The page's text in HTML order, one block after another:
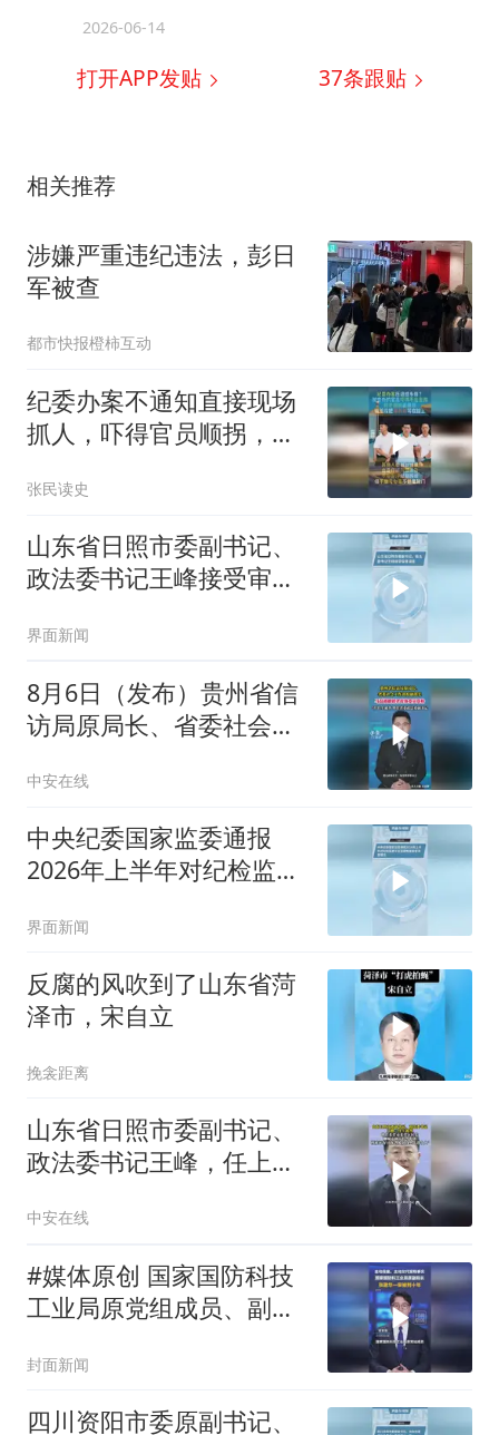
2026-06-14
打开APP发贴 37条跟贴
相关推荐
涉嫌严重违纪违法，彭日
军被查
都市快报橙柿互动
纪委办案不通知直接现场
抓人，吓得官员顺拐，纪
张民读史
山东省日照市委副书记、
政法委书记王峰接受审查
界面新闻
8月6日（发布）贵州省信
访局原局长、省委社会工
省政协委员资格。（来
源：贵州政协报）（编
辑：王君）投稿邮箱：
3882124142
中安在线
中央纪委国家监委通报
2026年上半年对纪检监察
况
界面新闻
反腐的风吹到了山东省菏
泽市，宋自立
挽衾距离
山东省日照市委副书记、
政法委书记王峰，任上被
长、聊城市副市长等职
务；曾被评为“山东省脱贫
攻坚先进个人”（编辑：陈
三多）
中安在线
#媒体原创 国家国防科技
工业局原党组成员、副局
封面新闻
四川资阳市委原副书记、